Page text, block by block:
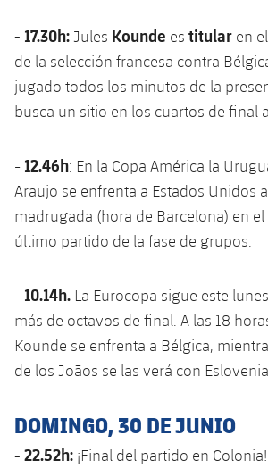
- 17.30h: Jules Kounde es titular en
de la selección francesa contra
jugado todos los minutos de la
busca un sitio en los cuartos de final
- 12.46h: En la Copa América la
Araujo se enfrenta a Estados Unidos
madrugada (hora de Barcelona) en el
último partido de la fase de grupos.
- 10.14h. La Eurocopa sigue este
más de octavos de final. A las 18
Kounde se enfrenta a Bélgica,
de los Joãos se las verá con
DOMINGO, 30 DE JUNIO
- 22.52h: ¡Final del partido en